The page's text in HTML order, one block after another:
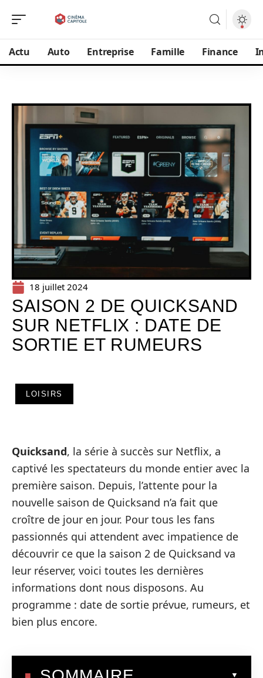
Actu Auto Entreprise Famille Finance
18 juillet 2024
SAISON 2 DE QUICKSAND
SUR NETFLIX : DATE DE
SORTIE ET RUMEURS
LOISIRS
Quicksand, la série à succès sur Netflix, a
captivé les spectateurs du monde entier avec la
première saison. Depuis, l’attente pour la
nouvelle saison de Quicksand n’a fait que
croître de jour en jour. Pour tous les fans
passionnés qui attendent avec impatience de
découvrir ce que la saison 2 de Quicksand va
leur réserver, voici toutes les dernières
informations dont nous disposons. Au
programme : date de sortie prévue, rumeurs, et
bien plus encore.